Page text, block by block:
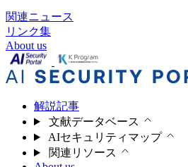
関連ニュース
リンク集
About us
解説記事
文献データベース
AIセキュリティマップ
関連リソース